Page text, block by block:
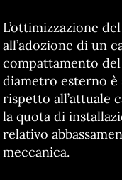
L’ottimizzazione
all’adozione di un
compattamento
diametro esterno
rispetto all’attuale
la quota di
relativo
meccanica.